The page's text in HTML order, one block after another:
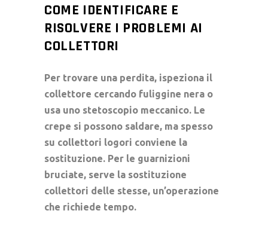
COME IDENTIFICARE E
RISOLVERE I PROBLEMI AI
COLLETTORI
Per trovare una perdita, ispeziona il
collettore cercando fuliggine nera o
usa uno stetoscopio meccanico. Le
crepe si possono saldare, ma spesso
su collettori logori conviene la
sostituzione. Per le guarnizioni
bruciate, serve la sostituzione
collettori delle stesse, un’operazione
che richiede tempo.